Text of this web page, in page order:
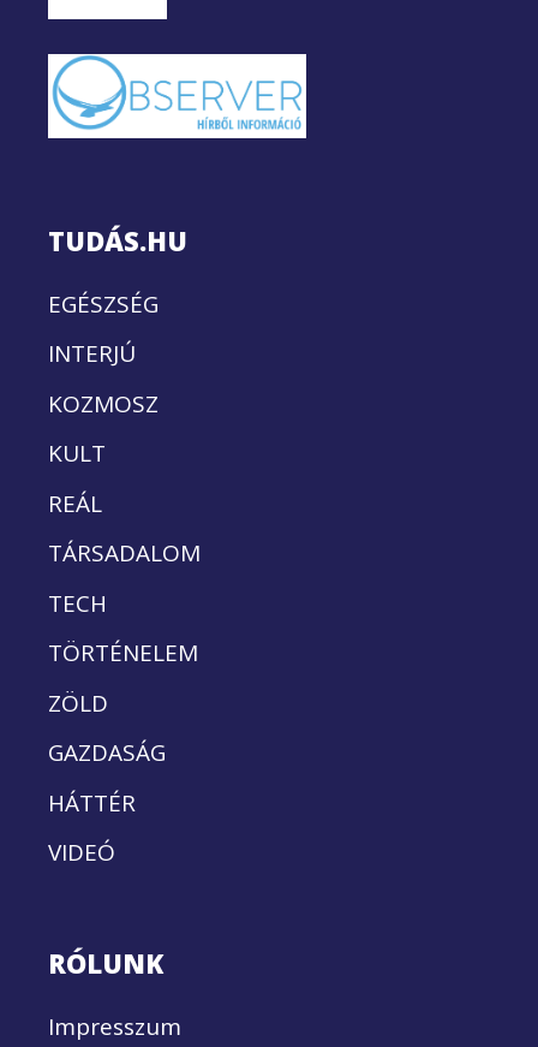
TUDÁS.HU
EGÉSZSÉG
INTERJÚ
KOZMOSZ
KULT
REÁL
TÁRSADALOM
TECH
TÖRTÉNELEM
ZÖLD
GAZDASÁG
HÁTTÉR
VIDEÓ
RÓLUNK
Impresszum